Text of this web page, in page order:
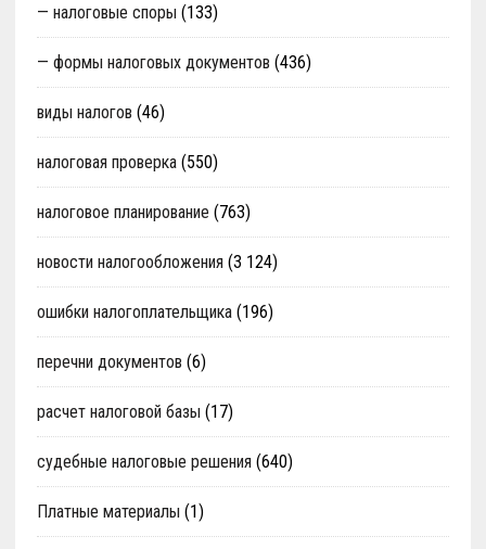
— налоговые споры (133)
— формы налоговых документов (436)
виды налогов (46)
налоговая проверка(550)
налоговое планирование (763)
новости налогообложения (3 124)
ошибки налогоплательщика(196)
перечни документов (6)
расчет налоговой базы (17)
судебные налоговые решения (640)
Платные материалы (1)